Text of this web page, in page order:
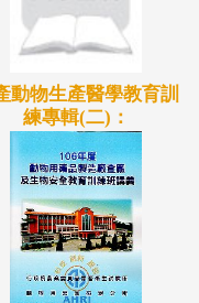
動物生產醫學教育訓
練專輯(二)：